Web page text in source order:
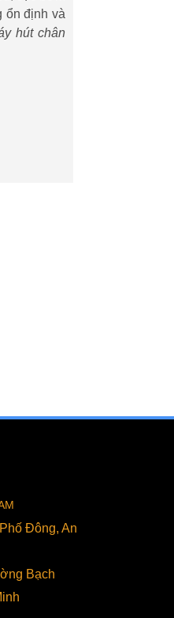
ổn định và
hút chân
Đông, An
Bạch